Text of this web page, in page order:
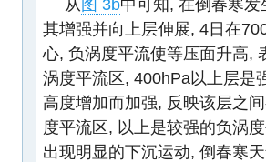
从图 3b中可知, 在倒春寒
其增强并向上层伸展, 4日在
心, 负涡度平流使等压面升高,
涡度平流区, 400hPa以上层是
高度增加而加强, 反映该层之
度平流区, 以上是较强的负涡
出现明显的下沉运动, 倒春寒